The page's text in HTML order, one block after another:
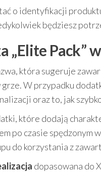
o identyfikacji
będziesz
„Elite Pack”
która sugeruje
W przypadku
oraz to, jak
które dodają
po czasie
do korzystania z
dopasowana do